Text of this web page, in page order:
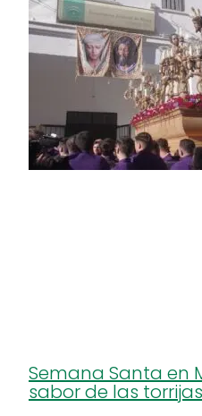
Semana Santa en
sabor de las torrijas